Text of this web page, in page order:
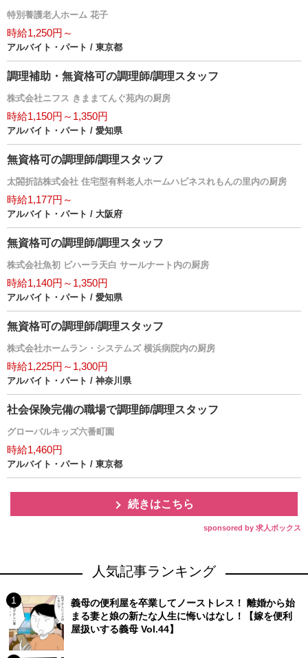
特別養護老人ホーム 花子
時給1,250円～
アルバイト・パート / 東京都
調理補助・無資格可の調理師/調理スタッフ
株式会社ニフス きままてんぐ苑内の厨房
時給1,150円～1,350円
アルバイト・パート / 愛知県
無資格可の調理師/調理スタッフ
太閤折詰株式会社 住宅型有料老人ホームハピネスれもんの里内の厨房
時給1,177円～
アルバイト・パート / 大阪府
無資格可の調理師/調理スタッフ
株式会社魚初 ビハーラ天白 サールナート内の厨房
時給1,140円～1,350円
アルバイト・パート / 愛知県
無資格可の調理師/調理スタッフ
株式会社ホームラン・システムズ 横浜病院内の厨房
時給1,225円～1,300円
アルバイト・パート / 神奈川県
社会保険完備の職場で調理師/調理スタッフ
グローバルキッズ六番町園
時給1,460円
アルバイト・パート / 東京都
続きはこちら
sponsored by 求人ボックス
人気記事ランキング
義母の便利屋を卒業してノーストレス！ 離婚から始
まる妻と娘の新たな人生に悔いはなし！【嫁を便利
屋扱いする義母 Vol.44】